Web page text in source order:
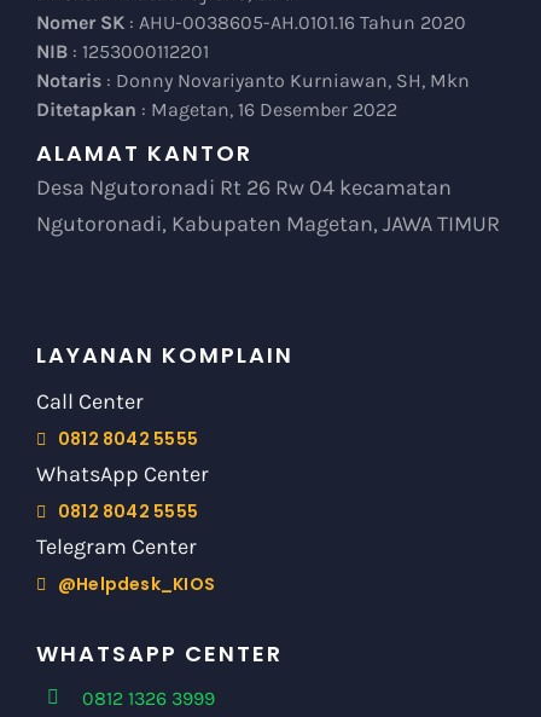
Nomer SK : AHU-0038605-AH.0101.16 Tahun 2020
NIB: 1253000112201
Notaris: Donny Novariyanto Kurniawan, SH, Mkn
Ditetapkan : Magetan, 16 Desember 2022
ALAMAT KANTOR
Desa Ngutoronadi Rt 26 Rw 04 kecamatan
Ngutoronadi, Kabupaten Magetan, JAWA TIMUR
LAYANAN KOMPLAIN
Call Center
0812 8042 5555
WhatsApp Center
0812 8042 5555
Telegram Center
@Helpdesk_KIOS
WHATSAPP CENTER
0812 1326 3999